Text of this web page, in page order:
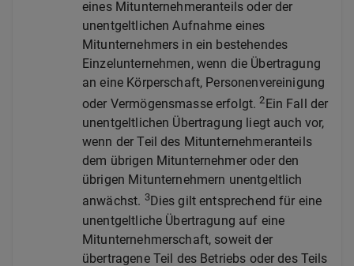
eines Mitunternehmeranteils oder der
unentgeltlichen Aufnahme eines
Mitunternehmers in ein bestehendes
Einzelunternehmen, wenn die Übertragung
an eine Körperschaft, Personenvereinigung
oder Vermögensmasse erfolgt.2 Ein Fall der
unentgeltlichen Übertragung liegt auch vor,
wenn der Teil des Mitunternehmeranteils
dem übrigen Mitunternehmer oder den
übrigen Mitunternehmern unentgeltlich
anwächst. 3Dies gilt entsprechend für eine
unentgeltliche Übertragung auf eine
Mitunternehmerschaft, soweit der
übertragene Teil des Betriebs oder des Teils